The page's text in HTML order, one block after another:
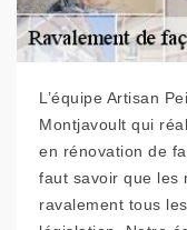
L’équipe Artisan
Montjavoult qui
en rénovation de
faut savoir que les
ravalement tous